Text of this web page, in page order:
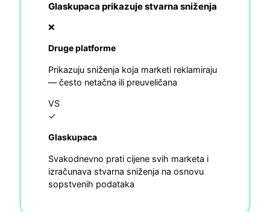
Glaskupaca prikazuje stvarna sniženja
❌
Druge platforme
Prikazuju sniženja koja marketi reklamiraju
— često netačna ili preuveličana
VS
✓
Glaskupaca
Svakodnevno prati cijene svih marketa i
izračunava stvarna sniženja na osnovu
sopstvenih podataka